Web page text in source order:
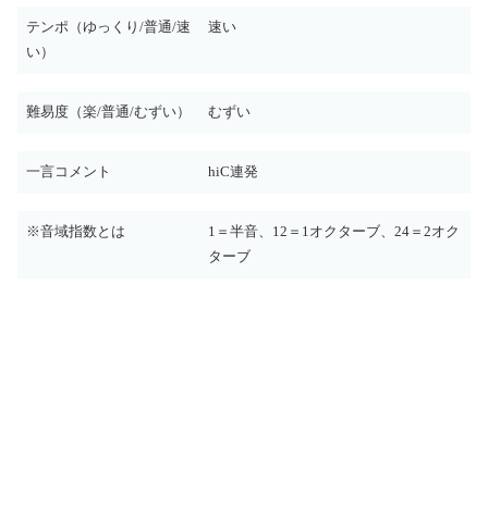
テンポ（ゆっくり/普通/速
い）
速い
難易度（楽/普通/むずい） むずい
一言コメント hiC連発
※音域指数とは
1＝半音、12＝1オクターブ、24＝2オク
ターブ